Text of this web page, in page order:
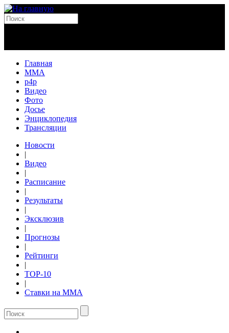
Главная
MMA
p4p
Видео
Фото
Досье
Энциклопедия
Трансляции
Новости
|
Видео
|
Расписание
|
Результаты
|
Эксклюзив
|
Прогнозы
|
Рейтинги
|
TOP-10
|
Ставки на ММА